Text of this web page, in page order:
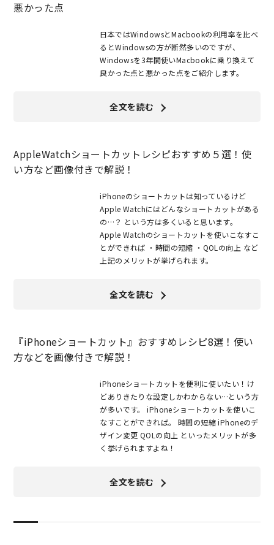
悪かった点
日本ではWindowsとMacbookの利用率を比べ
るとWindowsの方が断然多いのですが、
Windowsを3年間使いMacbookに乗り換えて
良かった点と悪かった点をご紹介します。
全文を読む
AppleWatchショートカットレシピおすすめ５選！使
い方など画像付きで解説！
iPhoneのショートカットは知っているけど
Apple Watchにはどんなショートカットがある
の…？ という方は多くいると思います。
Apple Watchのショートカットを使いこなすこ
とができれば ・時間の短縮 ・QOLの向上 など
上記のメリットが挙げられます。
全文を読む
『iPhoneショートカット』おすすめレシピ8選！使い
方などを画像付きで解説！
iPhoneショートカットを便利に使いたい！け
どありきたりな設定しかわからない…という方
が多いです。 iPhoneショートカットを使いこ
なすことができれば。 時間の短縮 iPhoneのデ
ザイン変更 QOLの向上 といったメリットが多
く挙げられますよね！
全文を読む